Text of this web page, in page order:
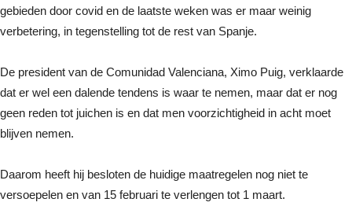
gebieden door covid en de laatste weken was er maar weinig
verbetering, in tegenstelling tot de rest van Spanje.
De president van de Comunidad Valenciana, Ximo Puig, verklaarde
dat er wel een dalende tendens is waar te nemen, maar dat er nog
geen reden tot juichen is en dat men voorzichtigheid in acht moet
blijven nemen.
Daarom heeft hij besloten de huidige maatregelen nog niet te
versoepelen en van 15 februari te verlengen tot 1 maart.